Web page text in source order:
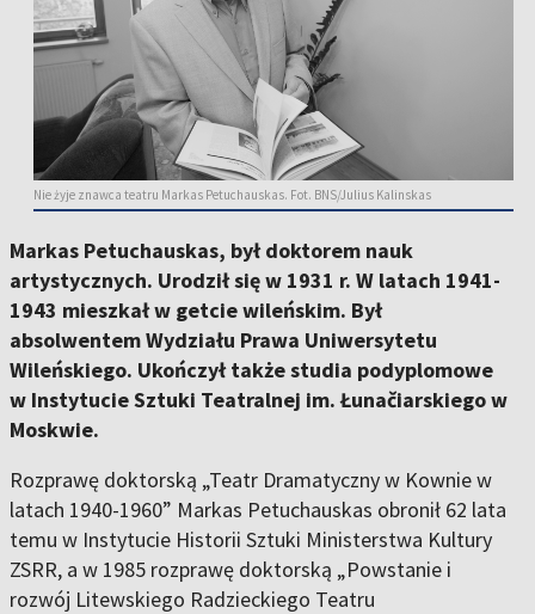
Nie żyje znawca teatru Markas Petuchauskas. Fot. BNS/Julius Kalinskas
Markas Petuchauskas, był doktorem nauk
artystycznych. Urodził się w 1931 r. W latach 1941-
1943 mieszkał w getcie wileńskim. Był
absolwentem Wydziału Prawa Uniwersytetu
Wileńskiego. Ukończył także studia podyplomowe
w Instytucie Sztuki Teatralnej im. Łunačiarskiego w
Moskwie.
Rozprawę doktorską „Teatr Dramatyczny w Kownie w
latach 1940-1960” Markas Petuchauskas obronił 62 lata
temu w Instytucie Historii Sztuki Ministerstwa Kultury
ZSRR, a w 1985 rozprawę doktorską „Powstanie i
rozwój Litewskiego Radzieckiego Teatru